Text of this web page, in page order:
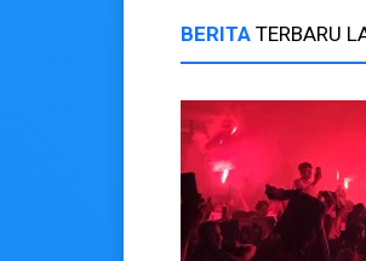
BERITA TERBARU